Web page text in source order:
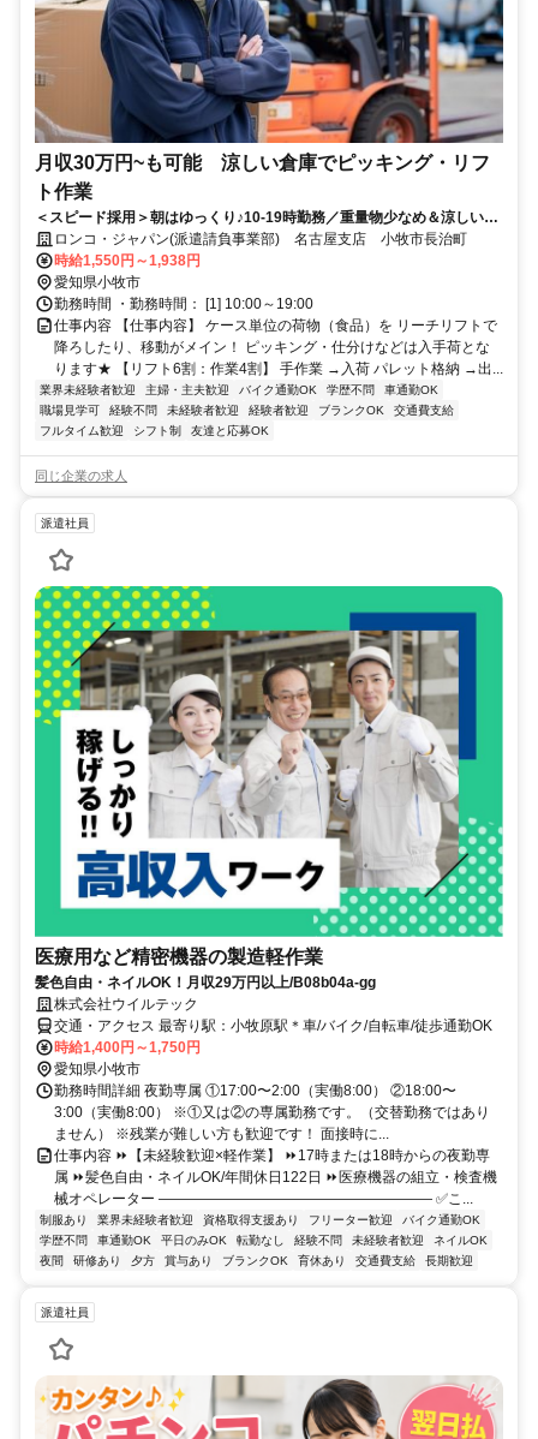
月収30万円~も可能 涼しい倉庫でピッキング・リフ
ト作業
＜スピード採用＞朝はゆっくり♪10-19時勤務／重量物少なめ＆涼しい倉
庫★／土日祝出れる方優遇
ロンコ・ジャパン(派遣請負事業部) 名古屋支店 小牧市長治町
時給1,550円～1,938円
愛知県小牧市
勤務時間 ・勤務時間： [1] 10:00～19:00
仕事内容 【仕事内容】 ケース単位の荷物（食品）を リーチリフトで
降ろしたり、移動がメイン！ ピッキング・仕分けなどは入手荷とな
ります★ 【リフト6割：作業4割】 手作業 →入荷 パレット格納 →出...
業界未経験者歓迎 主婦・主夫歓迎 バイク通勤OK 学歴不問
車通勤OK
職場見学可
経験不問 未経験者歓迎 経験者歓迎 ブランクOK
交通費支給
フルタイム歓迎
シフト制 友達と応募OK
同じ企業の求人
派遣社員
医療用など精密機器の製造軽作業
髪色自由・ネイルOK！月収29万円以上/B08b04a-gg
株式会社ウイルテック
交通・アクセス 最寄り駅：小牧原駅＊車/バイク/自転車/徒歩通勤OK
時給1,400円～1,750円
愛知県小牧市
勤務時間詳細 夜勤専属 ①17:00〜2:00（実働8:00） ②18:00〜
3:00（実働8:00） ※①又は②の専属勤務です。（交替勤務ではあり
ません） ※残業が難しい方も歓迎です！ 面接時に...
仕事内容 ⏩【未経験歓迎×軽作業】 ⏩17時または18時からの夜勤専
属 ⏩髪色自由・ネイルOK/年間休日122日 ⏩医療機器の組立・検査機
械オペレーター ――――――――――――――――――― ✅こ...
制服あり 業界未経験者歓迎 資格取得支援あり フリーター歓迎
バイク通勤OK
学歴不問
車通勤OK 平日のみOK 転勤なし 経験不問 未経験者歓迎
ネイルOK
夜間
研修あり 夕方 賞与あり ブランクOK 育休あり 交通費支給 長期歓迎
派遣社員